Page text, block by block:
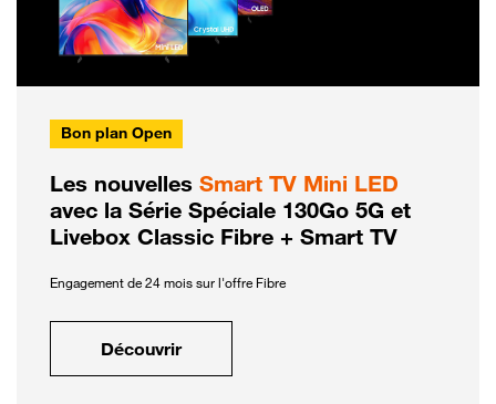
Bon plan Open
Les nouvelles Smart TV Mini LED
avec la Série Spéciale 130Go 5G et
Livebox Classic Fibre + Smart TV
Engagement de 24 mois sur l'offre Fibre
Découvrir